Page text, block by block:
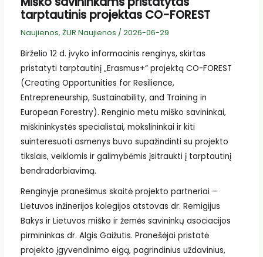
tarptautinis projektas CO-FOREST
Naujienos, ŽUR Naujienos / 2026-06-29
Birželio 12 d. įvyko informacinis renginys, skirtas
pristatyti tarptautinį „Erasmus+“ projektą CO-FOREST
(Creating Opportunities for Resilience,
Entrepreneurship, Sustainability, and Training in
European Forestry). Renginio metu miško savininkai,
miškininkystės specialistai, mokslininkai ir kiti
suinteresuoti asmenys buvo supažindinti su projekto
tikslais, veiklomis ir galimybėmis įsitraukti į tarptautinį
bendradarbiavimą.
Renginyje pranešimus skaitė projekto partneriai –
Lietuvos inžinerijos kolegijos atstovas dr. Remigijus
Bakys ir Lietuvos miško ir žemės savininkų asociacijos
pirmininkas dr. Algis Gaižutis. Pranešėjai pristatė
projekto įgyvendinimo eigą, pagrindinius uždavinius,